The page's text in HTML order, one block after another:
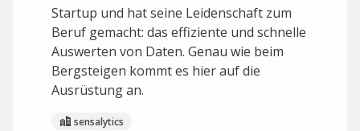
Startup und hat seine Leidenschaft zum
Beruf gemacht: das effiziente und schnelle
Auswerten von Daten. Genau wie beim
Bergsteigen kommt es hier auf die
Ausrüstung an.
sensalytics